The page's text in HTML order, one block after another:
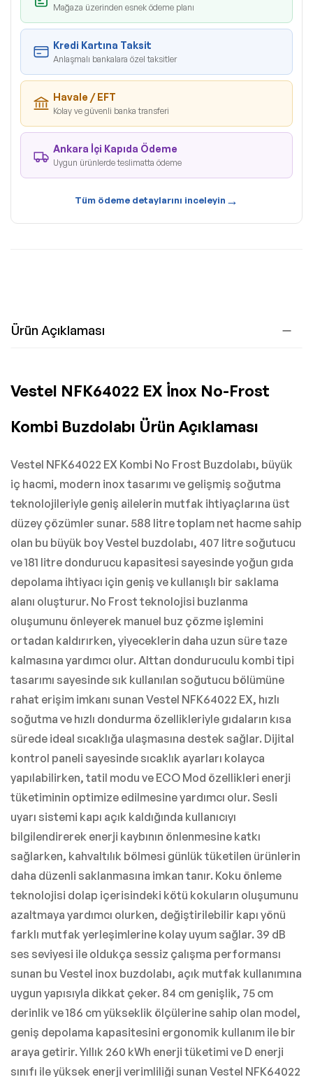
Mağaza üzerinden esnek ödeme planı
Kredi Kartına Taksit
Anlaşmalı bankalara özel taksitler
Havale / EFT
Kolay ve güvenli banka transferi
Ankara İçi Kapıda Ödeme
Uygun ürünlerde teslimatta ödeme
Tüm ödeme detaylarını inceleyin →
Ürün Açıklaması
Vestel NFK64022 EX İnox No-Frost
Kombi Buzdolabı Ürün Açıklaması
Vestel NFK64022 EX Kombi No Frost Buzdolabı, büyük
iç hacmi, modern inox tasarımı ve gelişmiş soğutma
teknolojileriyle geniş ailelerin mutfak ihtiyaçlarına üst
düzey çözümler sunar. 588 litre toplam net hacme sahip
olan bu büyük boy Vestel buzdolabı, 407 litre soğutucu
ve 181 litre dondurucu kapasitesi sayesinde yoğun gıda
depolama ihtiyacı için geniş ve kullanışlı bir saklama
alanı oluşturur. No Frost teknolojisi buzlanma
oluşumunu önleyerek manuel buz çözme işlemini
ortadan kaldırırken, yiyeceklerin daha uzun süre taze
kalmasına yardımcı olur. Alttan donduruculu kombi tipi
tasarımı sayesinde sık kullanılan soğutucu bölümüne
rahat erişim imkanı sunan Vestel NFK64022 EX, hızlı
soğutma ve hızlı dondurma özellikleriyle gıdaların kısa
sürede ideal sıcaklığa ulaşmasına destek sağlar. Dijital
kontrol paneli sayesinde sıcaklık ayarları kolayca
yapılabilirken, tatil modu ve ECO Mod özellikleri enerji
tüketiminin optimize edilmesine yardımcı olur. Sesli
uyarı sistemi kapı açık kaldığında kullanıcıyı
bilgilendirerek enerji kaybının önlenmesine katkı
sağlarken, kahvaltılık bölmesi günlük tüketilen ürünlerin
daha düzenli saklanmasına imkan tanır. Koku önleme
teknolojisi dolap içerisindeki kötü kokuların oluşumunu
azaltmaya yardımcı olurken, değiştirilebilir kapı yönü
farklı mutfak yerleşimlerine kolay uyum sağlar. 39 dB
ses seviyesi ile oldukça sessiz çalışma performansı
sunan bu Vestel inox buzdolabı, açık mutfak kullanımına
uygun yapısıyla dikkat çeker. 84 cm genişlik, 75 cm
derinlik ve 186 cm yükseklik ölçülerine sahip olan model,
geniş depolama kapasitesini ergonomik kullanım ile bir
araya getirir. Yıllık 260 kWh enerji tüketimi ve D enerji
sınıfı ile yüksek enerji verimliliği sunan Vestel NFK64022